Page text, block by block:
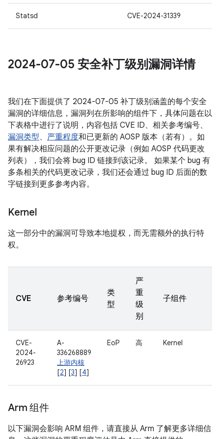
Statsd CVE-2024-31339
2024-07-05 安全补丁级别漏洞详情
我们在下面提供了 2024-07-05 补丁级别涵盖的每个安全
漏洞的详细信息，漏洞列在所影响的组件下，具体问题在以
下表格中进行了说明，内容包括 CVE ID、相关参考编号、
漏洞类型、 严重程度和已更新的 AOSP 版本（若有）。如
果有解决相应问题的公开更改记录（例如 AOSP 代码更改
列表），我们会将 bug ID 链接到该记录。 如果某个 bug 有
多条相关的代码更改记录，我们还会通过 bug ID 后面的数
字链接到更多参考内容。
Kernel
这一部分中的漏洞可导致本地提权，而无需额外的执行特
权。
CVE 参考编号
类
型
严
重
级
别
子组件
CVE-
2024-
26923
A-
336268889
上游内核
[2] [3] [4]
EoP 高 Kernel
Arm 组件
以下漏洞会影响 ARM 组件，请直接从 Arm 了解更多详细信